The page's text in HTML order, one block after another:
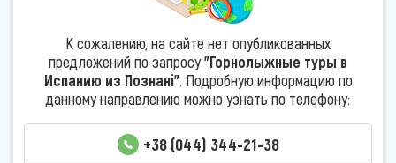
К сожалению, на сайте нет опубликованных
предложений по запросу"Горнолыжные туры в
Испанию из Познані". Подробную информацию по
данному направлению можно узнать по телефону:
+38 (044) 344-21-38